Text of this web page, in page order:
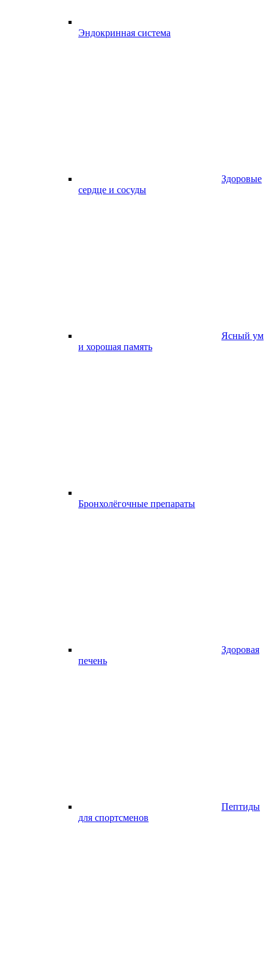
Эндокринная система
Здоровые
сердце и сосуды
Ясный ум
и хорошая память
Бронхолёгочные препараты
Здоровая
печень
Пептиды
для спортсменов